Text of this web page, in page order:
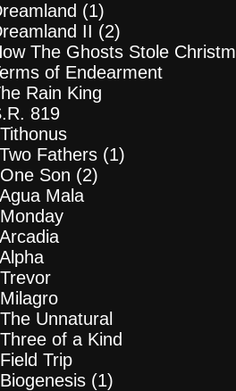
(1)
II (2)
The Ghosts Stole
of Endearment
Rain King
819
Fathers (1)
Son (2)
Mala
Unnatural
of a Kind
Trip
(1)